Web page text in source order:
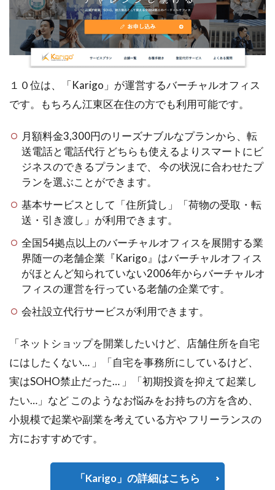
１０位は、「Karigo」が運営するバーチャルオフィス
です。もちろん江東区在住の方でも利用可能です。
月額料金3,300円のリーズナブルなプランから、転
送電話と電話代行 どちらも使えるよりスマートにビ
ジネスのできるプランまで、 今の状況に合わせたプ
ランを選ぶことができます。
基本サービスとして「住所貸し」「荷物の受取・転
送・引き渡し」が利用できます。
全国54拠点以上のバーチャルオフィスを展開する業
界随一の老舗企業『Karigo』はバーチャルオフィス
がほとんど知られていない2006年からバーチャルオ
フィスの運営を行っている老舗の企業です。
会社設立代行サービスが利用できます。
「ネットショップを開業したいけど、店舗住所を自宅
にはしたくない… 」「自宅を事務所にしているけど、
実はSOHO禁止だった… 」「初期投資を抑えて起業し
たい…」など このようなお悩みをお持ちの方を含め、
小規模で起業や副業を考えている方や フリーランスの
方におすすめです。
「Karigo」の詳細はこちら